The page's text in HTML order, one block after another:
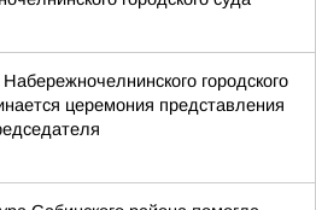
городского
церемония представления